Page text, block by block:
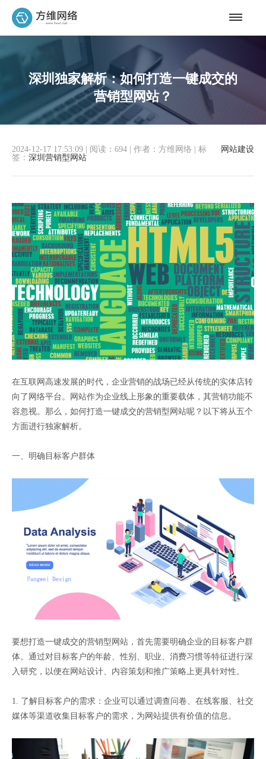
深圳独家解析：如何打造一键成交的
营销型网站？
网站建设
2024-12-17 17:53:09 阅读：694 作者：方维网络
标
签： 深圳营销型网站
在互联网高速发展的时代，企业营销的战场已经从传统的实体店转
向了网络平台。网站作为企业线上形象的重要载体，其营销功能不
容忽视。那么，如何打造一键成交的营销型网站呢？以下将从五个
方面进行独家解析。
一、明确目标客户群体
要想打造一键成交的营销型网站，首先需要明确企业的目标客户群
体。通过对目标客户的年龄、性别、职业、消费习惯等特征进行深
入研究，以便在网站设计、内容策划和推广策略上更具针对性。
1. 了解目标客户的需求：企业可以通过调查问卷、在线客服、社交
媒体等渠道收集目标客户的需求，为网站提供有价值的信息。